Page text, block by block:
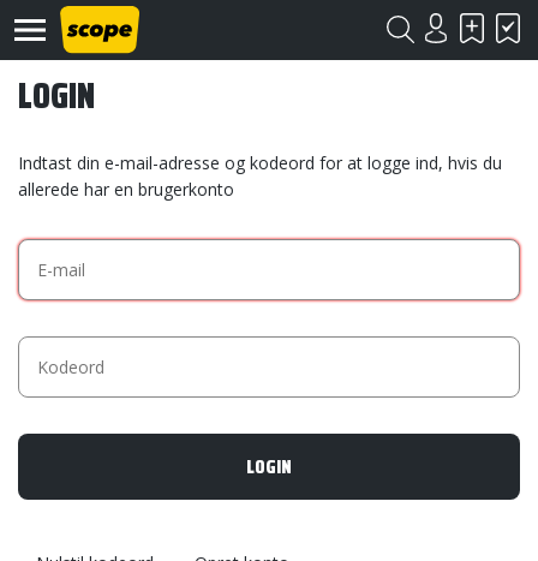
Kontakt
©
2020
LOGIN
Indtast din e-mail-adresse og kodeord for at logge ind, hvis du
allerede har en brugerkonto